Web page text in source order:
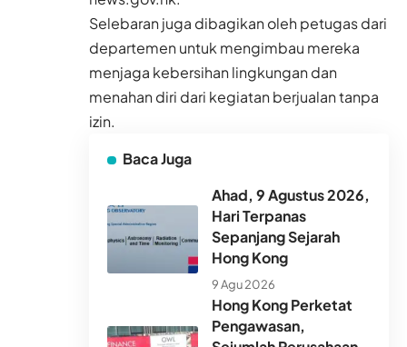
Selebaran juga dibagikan oleh petugas dari
departemen untuk mengimbau mereka
menjaga kebersihan lingkungan dan
menahan diri dari kegiatan berjualan tanpa
izin.
Baca Juga
Ahad, 9 Agustus 2026,
Hari Terpanas
Sepanjang Sejarah
Hong Kong
9 Agu 2026
Hong Kong Perketat
Pengawasan,